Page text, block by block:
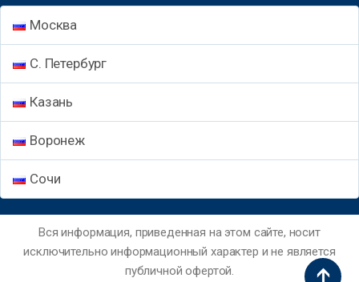
Москва
С. Петербург
Казань
Воронеж
Сочи
Вся информация, приведенная на этом сайте, носит
исключительно информационный характер и не является
публичной офертой.